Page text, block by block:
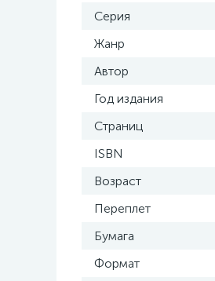
Серия
Жанр
Автор
Год издания
Страниц
ISBN
Возраст
Переплет
Бумага
Формат